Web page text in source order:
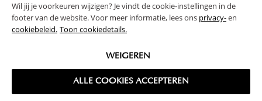
Wil jij je voorkeuren wijzigen? Je vindt de cookie-instellingen in de
footer van de website. Voor meer informatie, lees ons privacy-en
cookiebeleid. Toon cookiedetails.
WEIGEREN
ALLE COOKIES ACCEPTEREN
SOUVENT ACHETÉS ENSEMBLE